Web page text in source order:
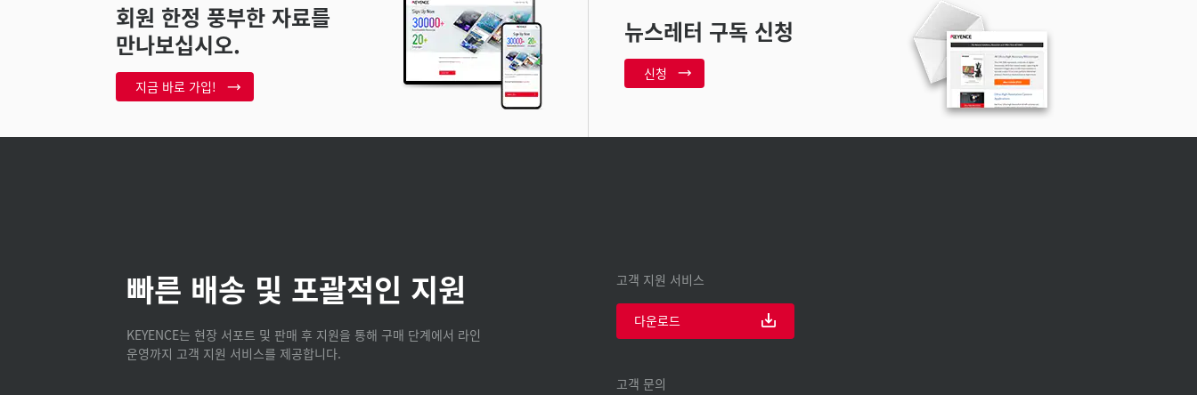
회원 한정 풍부한 자료를
만나보십시오.
지금 바로 가입!
뉴스레터 구독 신청
신청
빠른 배송 및 포괄적인 지원
KEYENCE는 현장 서포트 및 판매 후 지원을 통해 구매 단계에서 라인
운영까지 고객 지원 서비스를 제공합니다.
고객 지원 서비스
다운로드
고객 문의